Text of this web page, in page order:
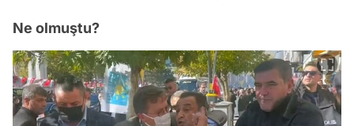
Ne olmuştu?